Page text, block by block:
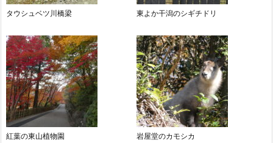
タウシュベツ川橋梁 東よか干潟のシギチドリ
紅葉の東山植物園 岩屋堂のカモシカ